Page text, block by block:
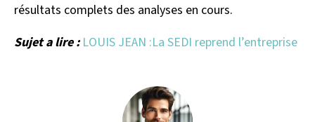
résultats complets des analyses en cours.
Sujet a lire :LOUIS JEAN :La SEDI reprend l’entreprise